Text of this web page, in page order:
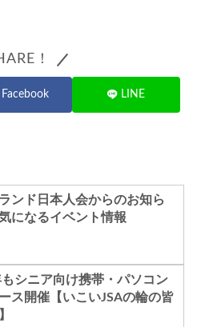
！
Facebook LINE
ンド日本人会からのお知ら
になるイベント情報
シニア向け携帯・パソコン
ス開催【いこいJSAの輪の皆